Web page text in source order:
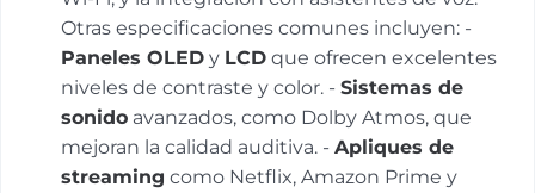
Otras especificaciones comunes incluyen: -
Paneles OLED y LCD que ofrecen excelentes
niveles de contraste y color. - Sistemas de
sonido avanzados, como Dolby Atmos, que
mejoran la calidad auditiva. - Apliques de
streaming como Netflix, Amazon Prime y